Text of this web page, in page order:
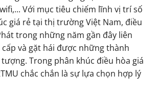
Với mục tiêu chiếm lĩnh vị trí số
giá rẻ tại thị trường Việt Nam, điều
trong những năm gần đây liên
và gặt hái được những thành
Trong phân khúc điều hòa giá
chắc chắn là sự lựa chọn hợp lý